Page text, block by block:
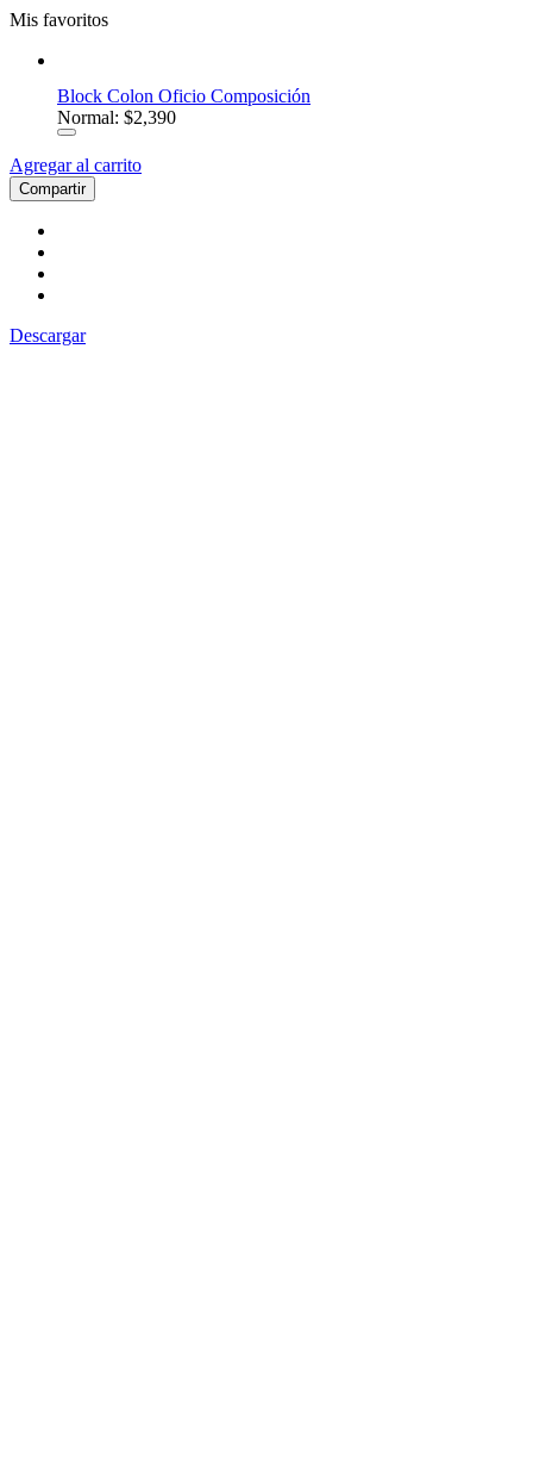
Mis favoritos
Block Colon Oficio Composición
Normal: $2,390
Agregar al carrito
Compartir
Descargar